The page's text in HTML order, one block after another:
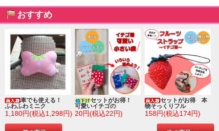
おすすめ
車でも使える！
ふわふわミニク
1,180円(税込1,298円)
セットがお得！
可愛いイチゴの
20円(税込22円)
セットがお得 本
物そっくりフル
158円(税込174円)